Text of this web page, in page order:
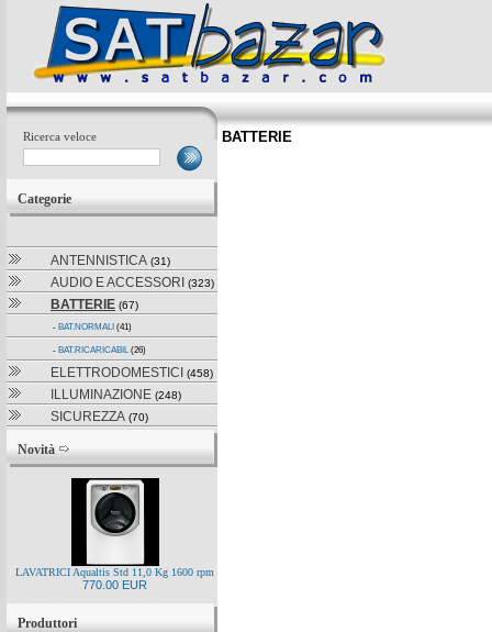
Ricerca veloce
Categorie
ANTENNISTICA (31)
AUDIO E ACCESSORI (323)
BATTERIE (67)
- BAT.NORMALI (41)
- BAT.RICARICABIL(26)
ELETTRODOMESTICI (458)
ILLUMINAZIONE (248)
SICUREZZA (70)
Novità
LAVATRICI Aqualtis Std 11,0 Kg 1600 rpm
770.00 EUR
Produttori
BATTERIE